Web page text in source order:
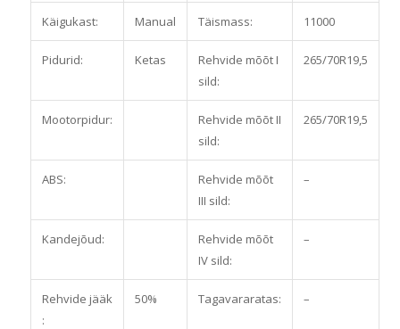
Käigukast: Manual Täismass: 11000
Pidurid: Ketas
Rehvide mõõt I
sild:
265/70R19,5
Mootorpidur:
Rehvide mõõt II
sild:
265/70R19,5
ABS:
Rehvide mõõt
III sild:
–
Kandejõud:
Rehvide mõõt
IV sild:
–
Rehvide jääk
:
50% Tagavararatas: –